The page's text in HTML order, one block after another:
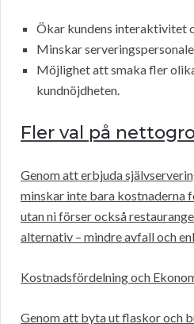
Ökar kundens interaktivitet
Minskar
Möjlighet att smaka fler
kundnöjdheten.
Fler val på
Genom att erbjuda
minskar inte bara kostnaderna
utan ni förser också
alternativ – mindre avfall och
Kostnadsfördelning och
Genom att byta ut flaskor och